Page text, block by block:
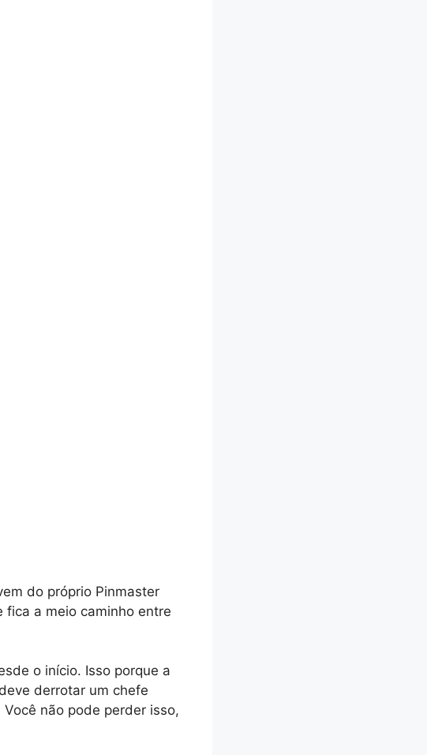
do próprio Pinmaster
fica a meio caminho entre
o início. Isso porque a
derrotar um chefe
não pode perder isso,